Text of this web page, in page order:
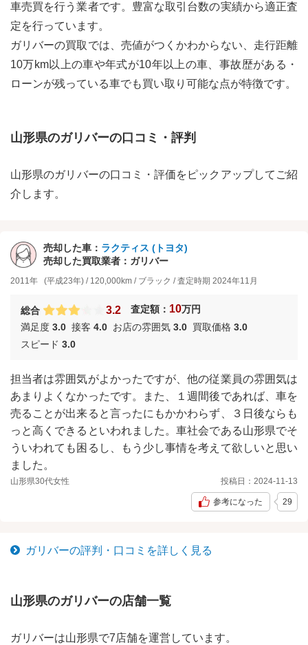
車売買を行う業者です。豊富な取引台数の実績から適正査
定を行っています。
ガリバーの買取では、売値がつくかわからない、走行距離
10万km以上の車や年式が10年以上の車、事故歴がある・
ローンが残っている車でも買い取り可能な点が特徴です。
山形県のガリバーの口コミ・評判
山形県のガリバーの口コミ・評価をピックアップしてご紹
介します。
売却した車： ラクティス ( トヨタ)
売却した買取業者： ガリバー
2011年 (平成23年) / 120,000km / ブラック /査定時期 2024年11月
総合 3.2 査定額： 10万円
満足度 3.0 接客 4.0 お店の雰囲気 3.0 買取価格 3.0
スピード 3.0
担当者は雰囲気がよかったですが、他の従業員の雰囲気は
あまりよくなかったです。また、１週間後であれば、車を
売ることが出来ると言ったにもかかわらず、３日後ならも
っと高くできるといわれました。車社会である山形県でそ
ういわれても困るし、もう少し事情を考えて欲しいと思い
ました。
山形県30代女性 投稿日： 2024-11-13
参考になった 29
ガリバーの評判・口コミを詳しく見る
山形県のガリバーの店舗一覧
ガリバーは山形県で7店舗を運営しています。